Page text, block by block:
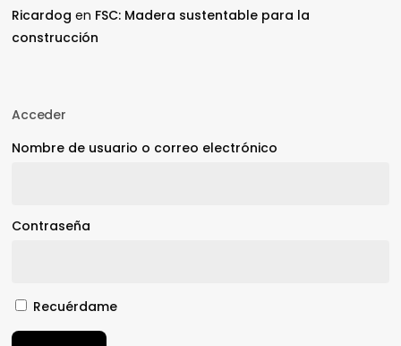
Ricardog en FSC: Madera sustentable para la
construcción
Acceder
Nombre de usuario o correo electrónico
Contraseña
Recuérdame